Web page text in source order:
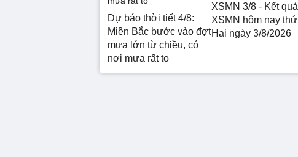
Dự báo thời tiết 4/8:
Miền Bắc bước vào đợt
mưa lớn từ chiều, có
nơi mưa rất to
XSMN 3/8 - Kết quả
XSMN hôm nay thứ
Hai ngày 3/8/2026